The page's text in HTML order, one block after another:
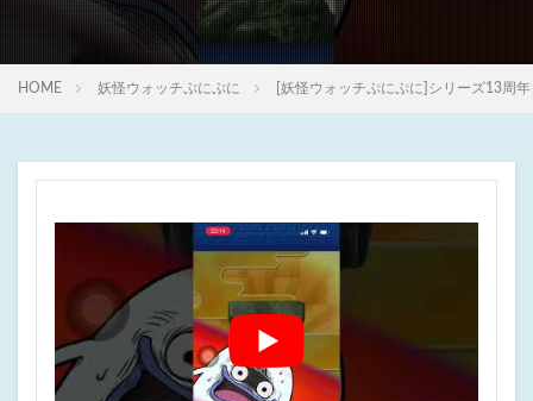
HOME 妖怪ウォッチぷにぷに [妖怪ウォッチぷにぷに]シリーズ13周